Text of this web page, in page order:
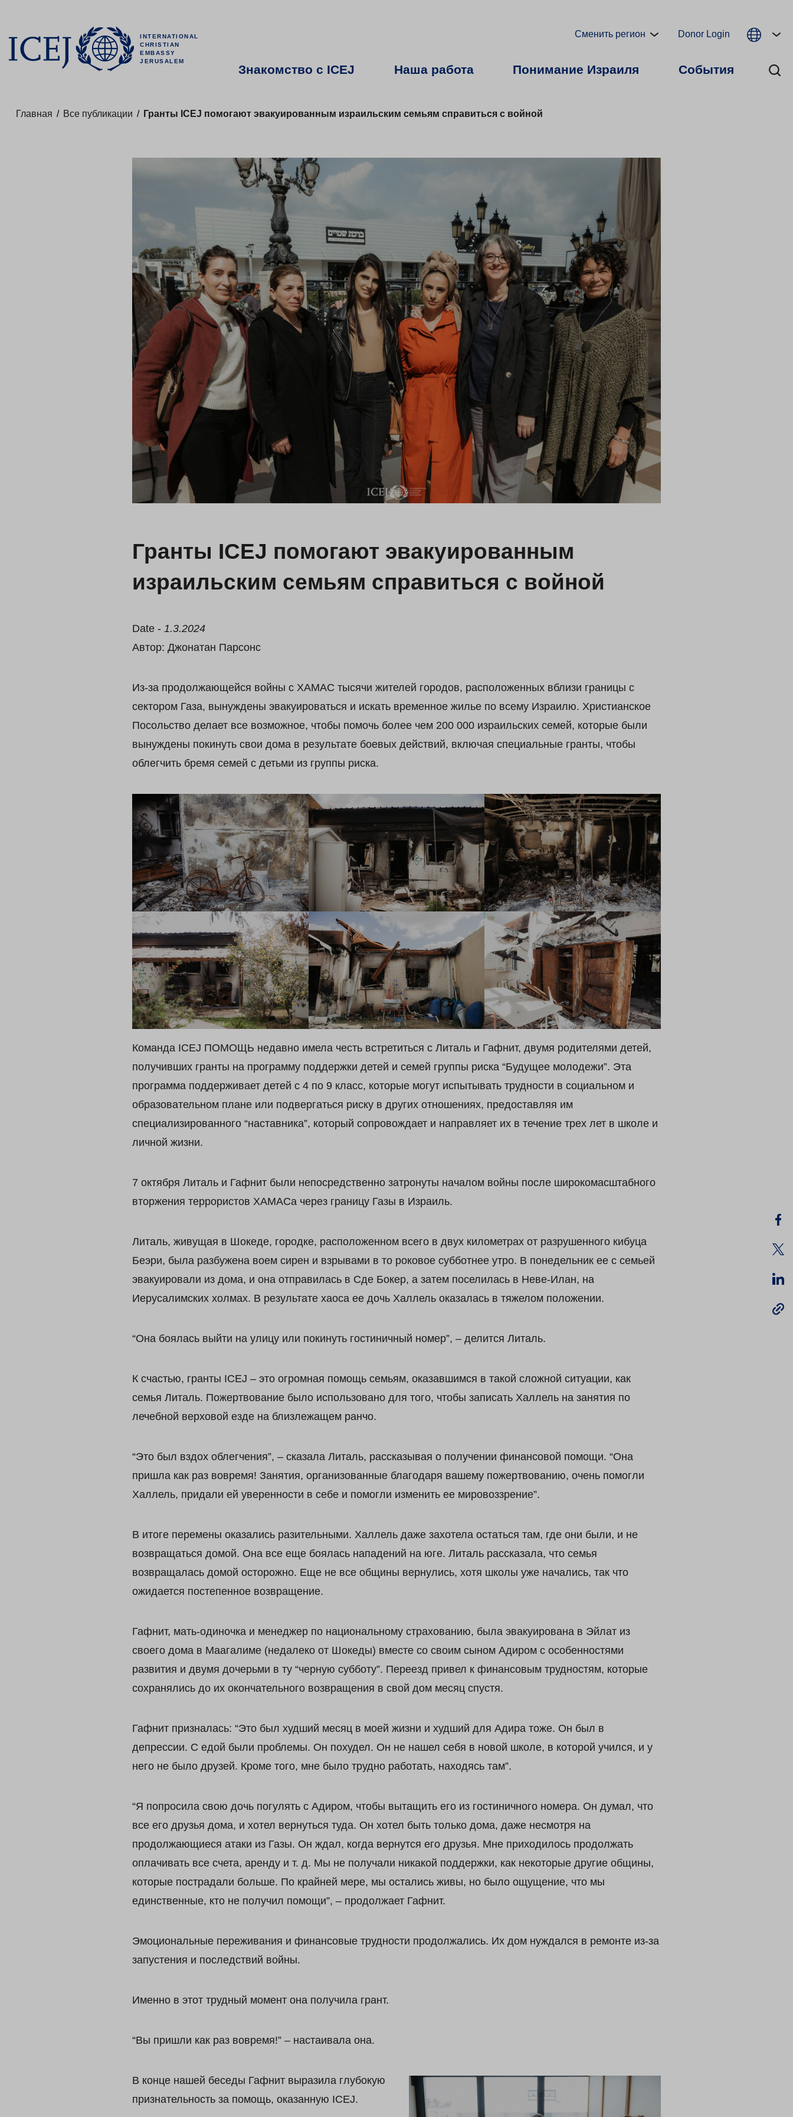
INTERNATIONAL
CHRISTIAN
EMBASSY
JERUSALEM
Сменить регион Donor Login
Знакомство с ICEJ Наша работа Понимание Израиля События
Главная / Все публикации / Гранты ICEJ помогают эвакуированным израильским семьям справиться с войной
Гранты ICEJ помогают эвакуированным
израильским семьям справиться с войной
Date - 1.3.2024
Автор: Джонатан Парсонс
Из-за продолжающейся войны с ХАМАС тысячи жителей городов, расположенных вблизи границы с
сектором Газа, вынуждены эвакуироваться и искать временное жилье по всему Израилю. Христианское
Посольство делает все возможное, чтобы помочь более чем 200 000 израильских семей, которые были
вынуждены покинуть свои дома в результате боевых действий, включая специальные гранты, чтобы
облегчить бремя семей с детьми из группы риска.
Команда ICEJ ПОМОЩЬ недавно имела честь встретиться с Литаль и Гафнит, двумя родителями детей,
получивших гранты на программу поддержки детей и семей группы риска “Будущее молодежи”. Эта
программа поддерживает детей с 4 по 9 класс, которые могут испытывать трудности в социальном и
образовательном плане или подвергаться риску в других отношениях, предоставляя им
специализированного “наставника”, который сопровождает и направляет их в течение трех лет в школе и
личной жизни.
7 октября Литаль и Гафнит были непосредственно затронуты началом войны после широкомасштабного
вторжения террористов ХАМАСа через границу Газы в Израиль.
Литаль, живущая в Шокеде, городке, расположенном всего в двух километрах от разрушенного кибуца
Беэри, была разбужена воем сирен и взрывами в то роковое субботнее утро. В понедельник ее с семьей
эвакуировали из дома, и она отправилась в Сде Бокер, а затем поселилась в Неве-Илан, на
Иерусалимских холмах. В результате хаоса ее дочь Халлель оказалась в тяжелом положении.
“Она боялась выйти на улицу или покинуть гостиничный номер”, – делится Литаль.
К счастью, гранты ICEJ – это огромная помощь семьям, оказавшимся в такой сложной ситуации, как
семья Литаль. Пожертвование было использовано для того, чтобы записать Халлель на занятия по
лечебной верховой езде на близлежащем ранчо.
“Это был вздох облегчения”, – сказала Литаль, рассказывая о получении финансовой помощи. “Она
пришла как раз вовремя! Занятия, организованные благодаря вашему пожертвованию, очень помогли
Халлель, придали ей уверенности в себе и помогли изменить ее мировоззрение”.
В итоге перемены оказались разительными. Халлель даже захотела остаться там, где они были, и не
возвращаться домой. Она все еще боялась нападений на юге. Литаль рассказала, что семья
возвращалась домой осторожно. Еще не все общины вернулись, хотя школы уже начались, так что
ожидается постепенное возвращение.
Гафнит, мать-одиночка и менеджер по национальному страхованию, была эвакуирована в Эйлат из
своего дома в Маагалиме (недалеко от Шокеды) вместе со своим сыном Адиром с особенностями
развития и двумя дочерьми в ту “черную субботу”. Переезд привел к финансовым трудностям, которые
сохранялись до их окончательного возвращения в свой дом месяц спустя.
Гафнит призналась: “Это был худший месяц в моей жизни и худший для Адира тоже. Он был в
депрессии. С едой были проблемы. Он похудел. Он не нашел себя в новой школе, в которой учился, и у
него не было друзей. Кроме того, мне было трудно работать, находясь там”.
“Я попросила свою дочь погулять с Адиром, чтобы вытащить его из гостиничного номера. Он думал, что
все его друзья дома, и хотел вернуться туда. Он хотел быть только дома, даже несмотря на
продолжающиеся атаки из Газы. Он ждал, когда вернутся его друзья. Мне приходилось продолжать
оплачивать все счета, аренду и т. д. Мы не получали никакой поддержки, как некоторые другие общины,
которые пострадали больше. По крайней мере, мы остались живы, но было ощущение, что мы
единственные, кто не получил помощи”, – продолжает Гафнит.
Эмоциональные переживания и финансовые трудности продолжались. Их дом нуждался в ремонте из-за
запустения и последствий войны.
Именно в этот трудный момент она получила грант.
“Вы пришли как раз вовремя!” – настаивала она.
В конце нашей беседы Гафнит выразила глубокую
признательность за помощь, оказанную ICEJ.